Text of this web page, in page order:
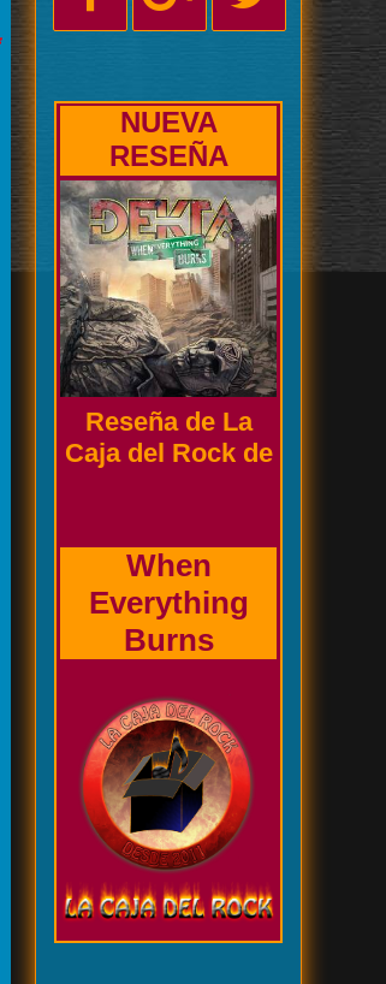
NUEVA
BIOGRAFÍA
Biografía de la
banda
Prholapsus